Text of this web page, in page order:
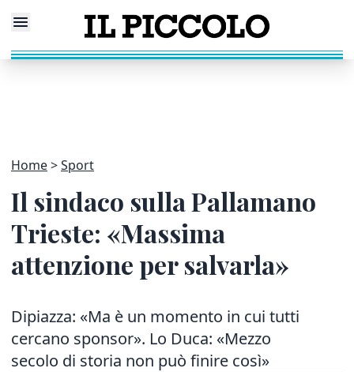
Home Sport
Il sindaco sulla Pallamano
Trieste: «Massima
attenzione per salvarla»
Dipiazza: «Ma è un momento in cui tutti
cercano sponsor». Lo Duca: «Mezzo
secolo di storia non può finire così»